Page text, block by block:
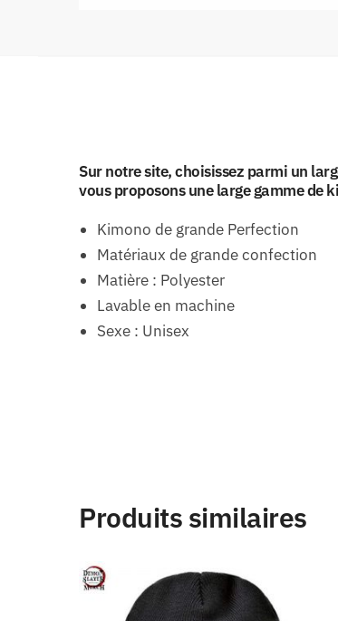
Sur notre site, choisissez parmi un
vous proposons une large gamme de
Kimono de grande Perfection
Matériaux de grande confection
Matière : Polyester
Lavable en machine
Sexe : Unisex
Produits similaires